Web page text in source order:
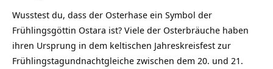
Wusstest du, dass der Osterhase ein Symbol der
Frühlingsgöttin Ostara ist? Viele der Osterbräuche haben
ihren Ursprung in dem keltischen Jahreskreisfest zur
Frühlingstagundnachtgleiche zwischen dem 20. und 21.